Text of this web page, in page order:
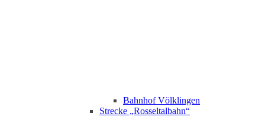
Bahnhof Völklingen
Strecke „Rosseltalbahn“